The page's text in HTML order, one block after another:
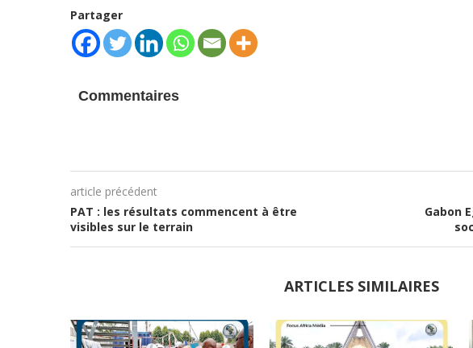
Partager
Commentaires
article précédent
PAT : les résultats commencent à être
visibles sur le terrain
Gabon
ARTICLES SIMILAIRES